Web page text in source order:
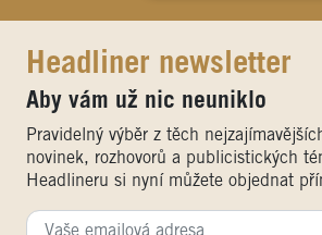
Headliner newsletter
Aby vám už nic neuniklo
Pravidelný výběr z těch
novinek, rozhovorů a publicistických
Headlineru si nyní můžete objednat